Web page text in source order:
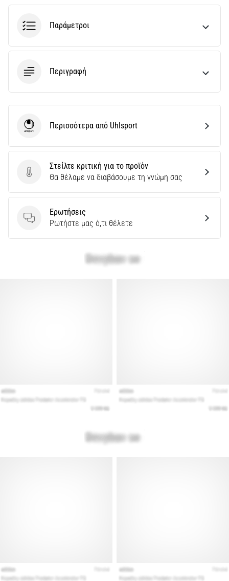
Παράμετροι
Περιγραφή
Στείλτε κριτική για το προϊόν
Στείλτε κριτική για το προϊόν
Θα θέλαμε να διαβάσουμε τη γνώμη σας
Ερωτήσεις
Ερωτήσεις
Ρωτήστε μας ό,τι θέλετε
UhlsportΠερισσότερα από Uhlsport